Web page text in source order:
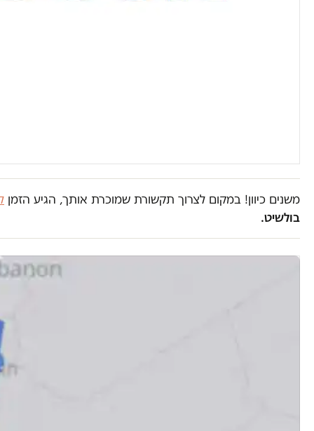
משנים כיוון! במקום לצרוך תקשורת שמוכרת אותך, הגיע הזמן
בולשיט.